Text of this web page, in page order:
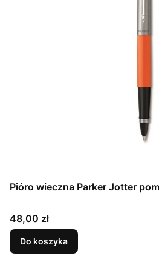
Pióro wieczna Parker Jotter
Cena
48,00 zł
Do koszyka